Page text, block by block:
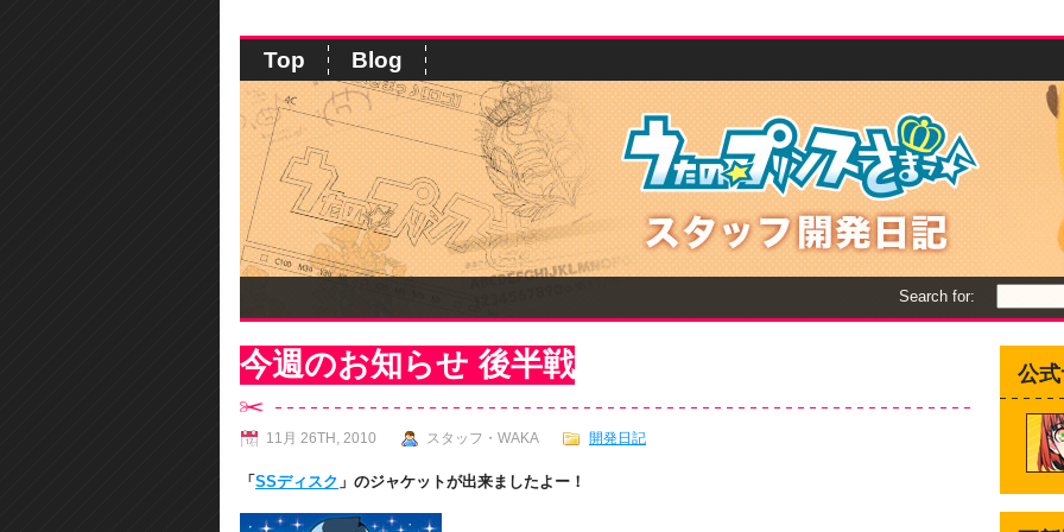
Top Blog
Search for:
今週のお知らせ 後半戦
11月 26TH, 2010 スタッフ・WAKA 開発日記
「 SSディスク 」のジャケットが出来ましたよー！
公